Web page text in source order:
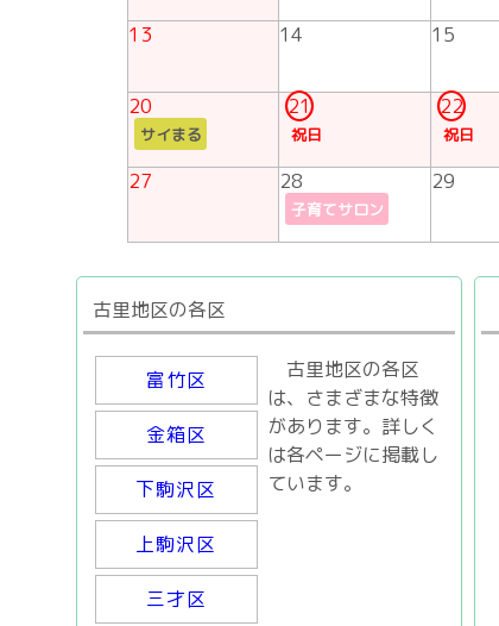
13 14 15
20
サイまる
21
祝日
22
祝日
27 28
子育てサロン
29
古里地区の各区
富竹区
金箱区
下駒沢区
上駒沢区
三才区
古里地区の各区
は、さまざまな特徴
があります。詳しく
は各ページに掲載し
ています。